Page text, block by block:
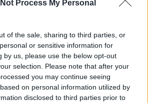
Process My Personal
of the sale, sharing to third parties, or
or sensitive information for
by us, please use the below opt-out
selection. Please note that after your
you may continue seeing
on personal information utilized by
disclosed to third parties prior to
του Καναδά έκρινε
το αίτημα του
σκεπτικό της απόφασης
σχετική νομοθεσία δεν απαιτεί
προκειμένου να ληφθούν
στοιχεία κατά την αξιολόγηση